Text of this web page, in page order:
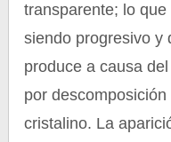
transparente; lo
siendo progresivo y
produce a causa
por
cristalino. La